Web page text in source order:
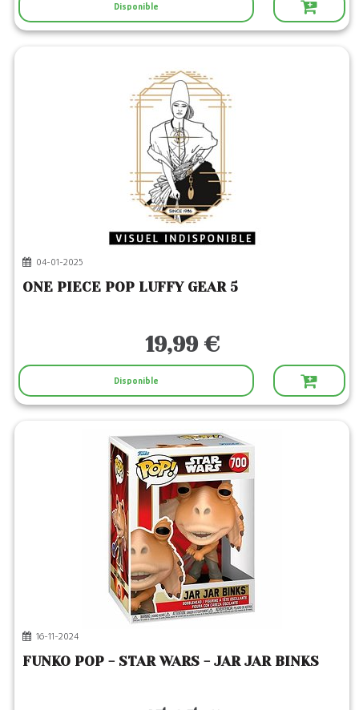
Disponible
04-01-2025
ONE PIECE POP LUFFY GEAR 5
19,99 €
Disponible
16-11-2024
FUNKO POP - STAR WARS - JAR JAR BINKS